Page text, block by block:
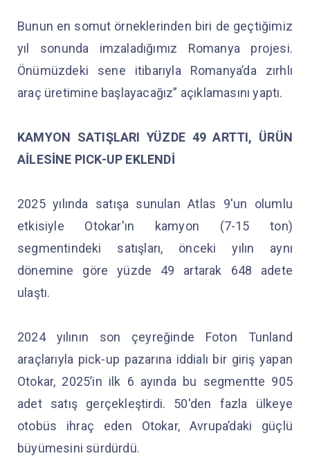
Bunun en somut örneklerinden biri de geçtiğimiz
yıl sonunda imzaladığımız Romanya projesi.
Önümüzdeki sene itibarıyla Romanya’da zırhlı
araç üretimine başlayacağız” açıklamasını yaptı.
KAMYON SATIŞLARI YÜZDE 49 ARTTI, ÜRÜN
AİLESİNE PICK-UP EKLENDİ
2025 yılında satışa sunulan Atlas 9'un olumlu
etkisiyle Otokar'ın kamyon (7-15 ton)
segmentindeki satışları, önceki yılın aynı
dönemine göre yüzde 49 artarak 648 adete
ulaştı.
2024 yılının son çeyreğinde Foton Tunland
araçlarıyla pick-up pazarına iddialı bir giriş yapan
Otokar, 2025’in ilk 6 ayında bu segmentte 905
adet satış gerçekleştirdi. 50'den fazla ülkeye
otobüs ihraç eden Otokar, Avrupa’daki güçlü
büyümesini sürdürdü.